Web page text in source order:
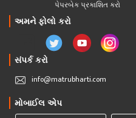
પેપરબેક પ્રકાશિત કરો
અમને ફોલો કરો
સંપર્ક કરો
info@matrubharti.com
મોબાઈલ એપ